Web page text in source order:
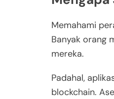
Memahami
Banyak orang
mereka.
Padahal,
blockchain.